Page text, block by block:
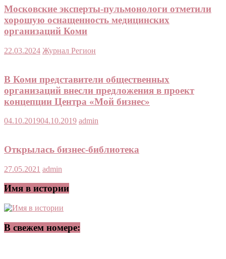
Московские эксперты-пульмонологи отметили
хорошую оснащенность медицинских
организаций Коми
22.03.2024 Журнал Регион
В Коми представители общественных
организаций внесли предложения в проект
концепции Центра «Мой бизнес»
04.10.201904.10.2019 admin
Открылась бизнес-библиотека
27.05.2021 admin
Имя в истории
В свежем номере: